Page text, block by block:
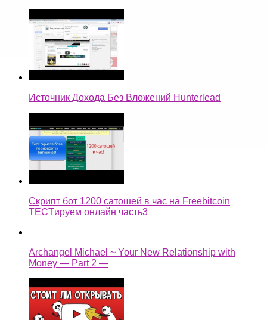
Источник Дохода Без Вложений Hunterlead
Скрипт бот 1200 сатошей в час на Freebitcoin
TECTируем онлайн часть3
Archangel Michael ~ Your New Relationship with
Money — Part 2 —